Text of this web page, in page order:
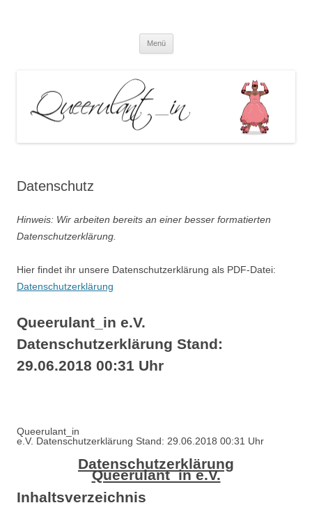
und Praxen
Menü
Datenschutz
Hinweis: Wir arbeiten bereits an einer besser formatierten
Datenschutzerklärung.
Hier findet ihr unsere Datenschutzerklärung als PDF-Datei:
Datenschutzerklärung
Queerulant_in e.V.
Datenschutzerklärung Stand:
29.06.2018 00:31 Uhr
Queerulant_in
e.V. Datenschutzerklärung Stand: 29.06.2018 00:31 Uhr
Datenschutzerklärung
Queerulant_in e.V.
Inhaltsverzeichnis